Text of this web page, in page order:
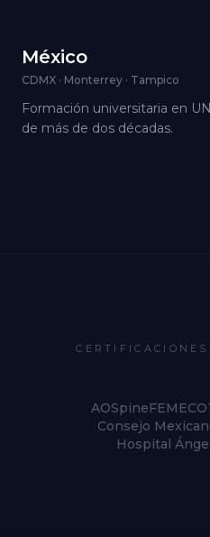
México
CDMX · Monterrey · Tampico
Formación universitaria en
de más de dos décadas.
AOSpine
Consejo
Hospital